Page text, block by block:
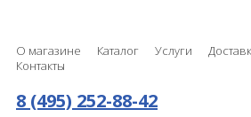
О магазине Каталог Услуги
Контакты
8 (495) 252-88-42